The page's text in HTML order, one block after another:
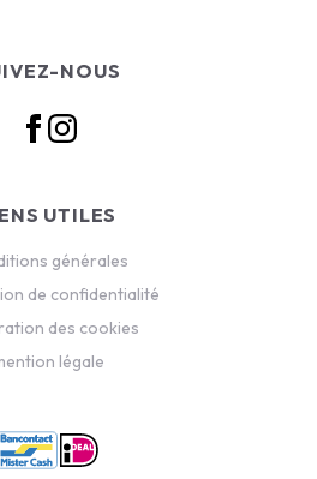
NOUS
UTILES
générales
de confidentialité
des cookies
légale